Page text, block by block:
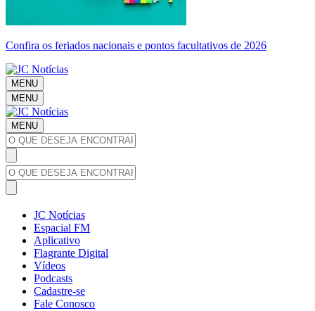
Confira os feriados nacionais e pontos facultativos de 2026
MENU
MENU
MENU
JC Notícias
Espacial FM
Aplicativo
Flagrante Digital
Vídeos
Podcasts
Cadastre-se
Fale Conosco